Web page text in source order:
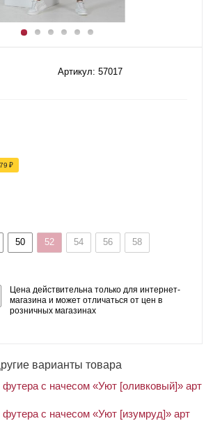
Артикул: 57017
₽
50 52 54 56 58
Цена действительна только для интернет-
магазина и может отличаться от цен в
розничных магазинах
варианты товара
с начесом «Уют [оливковый]» арт
с начесом «Уют [изумруд]» арт